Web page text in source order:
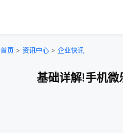
首页 > 资讯中心 > 企业快讯
基础详解!手机微